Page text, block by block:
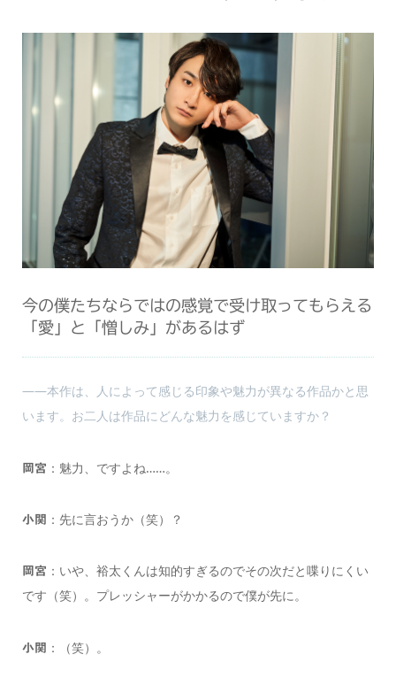
今の僕たちならではの感覚で受け取ってもらえる
「愛」と「憎しみ」があるはず
――本作は、人によって感じる印象や魅力が異なる作品かと思
います。お二人は作品にどんな魅力を感じていますか？
岡宮 ：魅力、ですよね……。
小関 ：先に言おうか（笑）？
岡宮 ：いや、裕太くんは知的すぎるのでその次だと喋りにくい
です（笑）。プレッシャーがかかるので僕が先に。
小関 ：（笑）。